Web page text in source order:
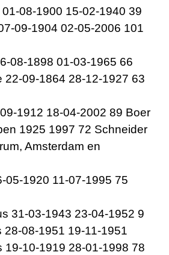
08-1900 15-02-1940 39
09-1904 02-05-2006 101
08-1898 01-03-1965 66
22-09-1864 28-12-1927 63
1912 18-04-2002 89 Boer
1925 1997 72 Schneider
Amsterdam en
05-1920 11-07-1995 75
31-03-1943 23-04-1952 9
28-08-1951 19-11-1951
19-10-1919 28-01-1998 78